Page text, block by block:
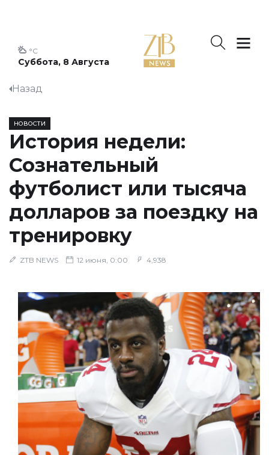
Суббота, 8 Августа
°C
Назад
НОВОСТИ
История недели:
Сознательный
футболист или тысяча
долларов за поездку на
тренировку
ZTB NEWS 12 июня, 0:00 4,938